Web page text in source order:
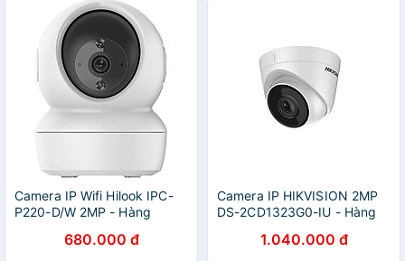
Camera IP Wifi Hilook IPC-
P220-D/W 2MP - Hàng
680.000 đ
Camera IP HIKVISION 2MP
DS-2CD1323G0-IU - Hàng
1.040.000 đ